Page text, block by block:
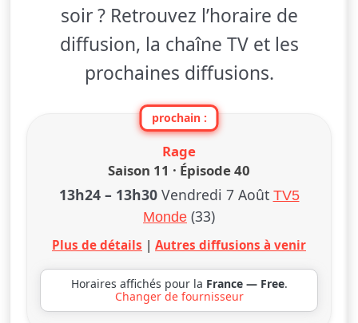
soir ? Retrouvez l’horaire de
diffusion, la chaîne TV et les
prochaines diffusions.
prochain :
Rage
Saison 11 · Épisode 40
13h24– 13h30 Vendredi 7 Août TV5
Monde (33)
Plus de détails | Autres diffusions à venir
Horaires affichés pour la France — Free.
Changer de fournisseur